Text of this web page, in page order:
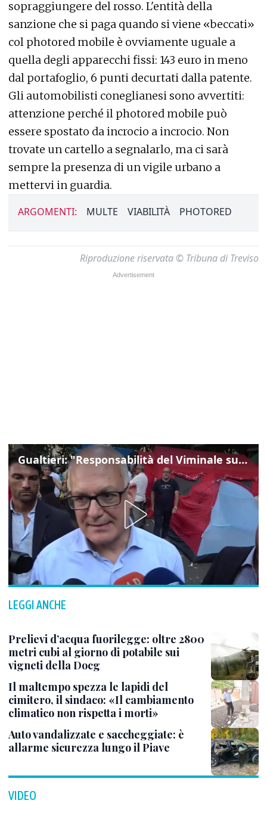
sopraggiungere del rosso. L'entità della
sanzione che si paga quando si viene «beccati»
col photored mobile è ovviamente uguale a
quella degli apparecchi fissi: 143 euro in meno
dal portafoglio, 6 punti decurtati dalla patente.
Gli automobilisti coneglianesi sono avvertiti:
attenzione perché il photored mobile può
essere spostato da incrocio a incrocio. Non
trovate un cartello a segnalarlo, ma ci sarà
sempre la presenza di un vigile urbano a
mettervi in guardia.
ARGOMENTI: MULTE VIABILITÀ PHOTORED
Riproduzione riservata © Tribuna di Treviso
Gualtieri: "Responsabilità del Viminale su Spin Time? La posizione dei partiti è nota"
LEGGI ANCHE
Prelievi d’acqua fuorilegge: oltre 2800
metri cubi al giorno di potabile sui
vigneti della Docg
Il maltempo spezza le lapidi del
cimitero, il sindaco: «Il cambiamento
climatico non rispetta i morti»
Auto vandalizzate e saccheggiate: è
allarme sicurezza lungo il Piave
VIDEO